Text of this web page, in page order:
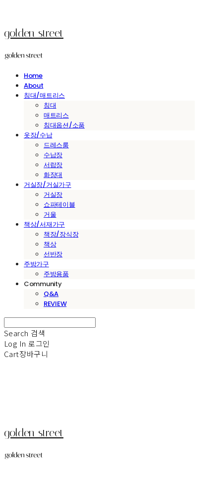
golden street
Home
About
침대/매트리스
침대
매트리스
침대옵션/소품
옷장/수납
드레스룸
수납장
서랍장
화장대
거실장/거실가구
거실장
쇼파테이블
거울
책상/서재가구
책장/장식장
책상
선반장
주방가구
주방용품
Community
Q&A
REVIEW
Search 검색
Log In 로그인
Cart장바구니
golden street